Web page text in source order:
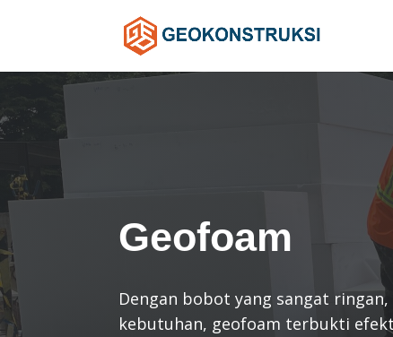
Geofoam
Dengan bobot yang sangat
kebutuhan, geofoam terbukti